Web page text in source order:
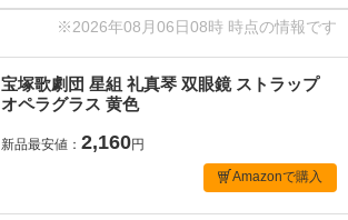
※2026年08月06日08時 時点の情報です
宝塚歌劇団 星組 礼真琴 双眼鏡 ストラップ
オペラグラス 黄色
新品最安値： 2,160円
Amazonで購入